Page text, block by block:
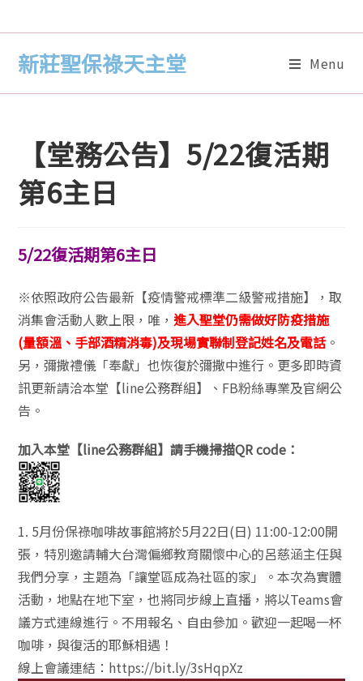
新莊聖保祿天主堂 Menu
【堂務公告】5/22復活期
第6主日
5/22復活期第6主日
※依照政府公告最新【疫情警戒標準二級警戒措施】，取
消集會活動人數上限，唯，進入聖堂仍需做好防疫措施
(量額溫、手部酒精消毒)及現場實聯制登記姓名及電話。
另，彌撒禮儀「奉獻」也恢復於彌撒中進行。更多即時資
訊更新請洽本堂【line公務群組】、FB粉絲專業及官網公
告。
加入本堂【line公務群組】請手機掃描QR code：
1. 5月份保祿咖啡故事館將於5月22日(日) 11:00-12:00開
張，特別邀請輔大台灣偏鄉教育關懷中心的呂慈涵主任與
我們分享，主題為「讓堂區成為社區的家」。本次為實體
活動，地點在地下室，也將同步線上直播，將以Teams會
議方式連線進行。不用報名、自由參加。歡迎一起喝一杯
咖啡，與復活的耶穌相遇！
線上會議連結：https://bit.ly/3sHqpXz